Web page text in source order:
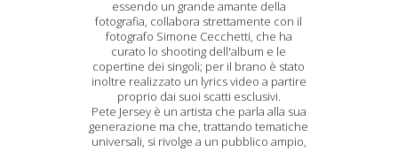
essendo un grande amante della
fotografia, collabora strettamente con il
fotografo Simone Cecchetti, che ha
curato lo shooting dell'album e le
copertine dei singoli; per il brano è stato
inoltre realizzato un lyrics video a partire
proprio dai suoi scatti esclusivi.
Pete Jersey è un artista che parla alla sua
generazione ma che, trattando tematiche
universali, si rivolge a un pubblico ampio,